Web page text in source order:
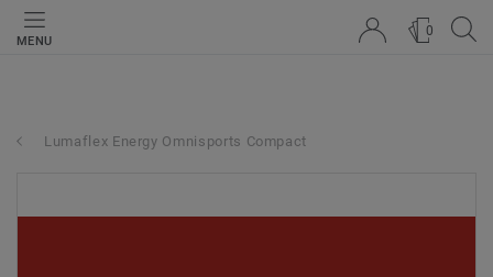
MENU
0
Lumaflex Energy Omnisports Compact